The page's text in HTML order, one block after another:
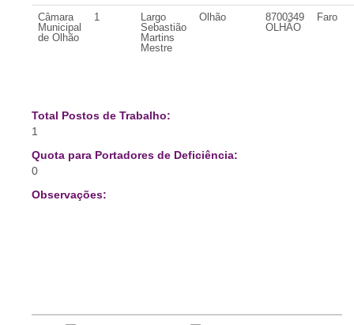
Câmara
Municipal
de Olhão
1
Largo
Sebastião
Martins
Mestre
Olhão
8700349
OLHÃO
Faro
Total Postos de Trabalho:
1
Quota para Portadores de Deficiência:
0
Observações: